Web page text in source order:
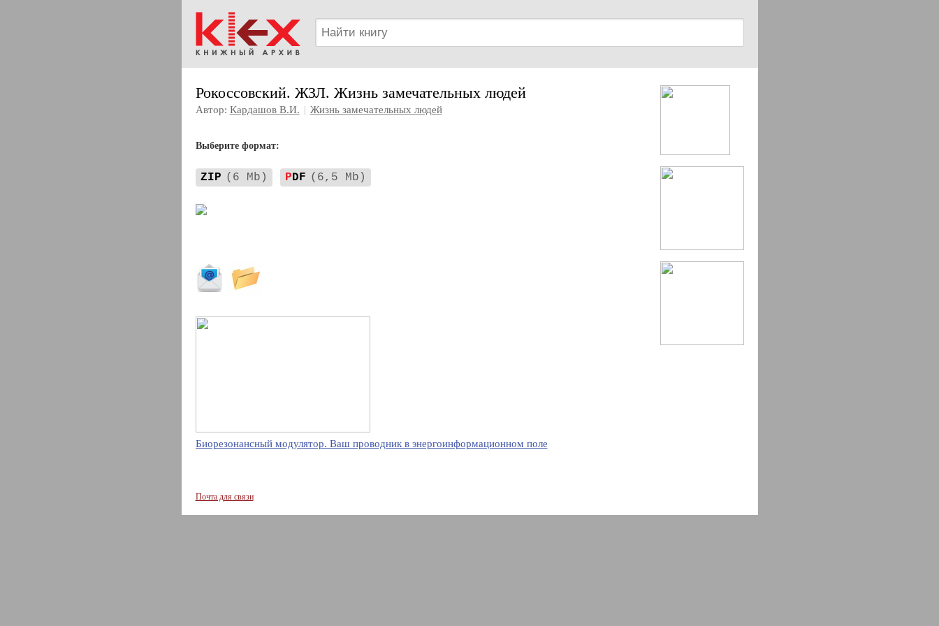
Рокоссовский. ЖЗЛ. Жизнь замечательных людей
Автор: Кардашов В.И. | Жизнь замечательных людей
Выберите формат:
ZIP (6 Mb) PDF (6,5 Mb)
Биорезонансный модулятор. Ваш проводник в энергоинформационном поле
Почта для связи